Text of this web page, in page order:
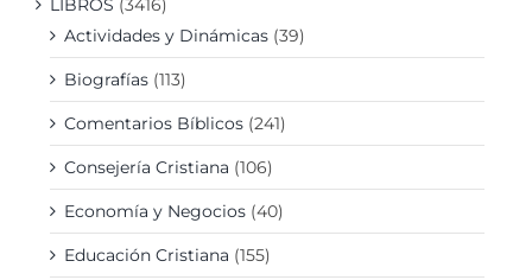
LIBROS (3416)
Actividades y Dinámicas (39)
Biografías (113)
Comentarios Bíblicos (241)
Consejería Cristiana (106)
Economía y Negocios (40)
Educación Cristiana (155)